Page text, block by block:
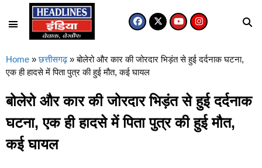
Home » छत्तीसगढ़ »बोलेरो और कार की जोरदार भिड़ंत से हुई दर्दनाक घटना,
एक ही हादसे में पिता पुत्र की हुई मौत, कई घायल
बोलेरो और कार की जोरदार भिड़ंत से हुई दर्दनाक
घटना, एक ही हादसे में पिता पुत्र की हुई मौत,
कई घायल